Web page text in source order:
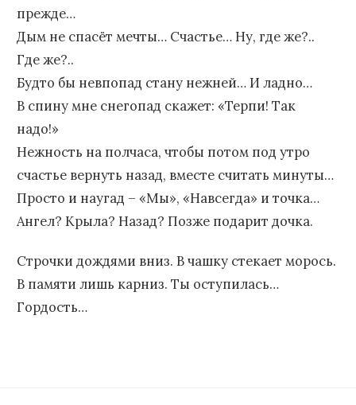
прежде…
Дым не спасёт мечты… Счастье… Ну, где же?..
Где же?..
Будто бы невпопад стану нежней… И ладно…
В спину мне снегопад скажет: «Терпи! Так
надо!»
Нежность на полчаса, чтобы потом под утро
счастье вернуть назад, вместе считать минуты…
Просто и наугад – «Мы», «Навсегда» и точка…
Ангел? Крыла? Назад? Позже подарит дочка.
Строчки дождями вниз. В чашку стекает морось.
В памяти лишь карниз. Ты оступилась…
Гордость…